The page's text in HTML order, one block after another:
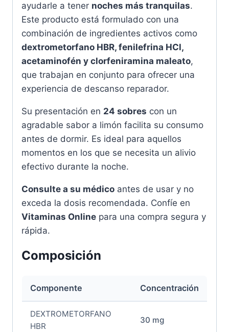
ayudarle a tener noches más tranquilas.
Este producto está formulado con una
combinación de ingredientes activos como
dextrometorfano HBR, fenilefrina HCl,
acetaminofén y clorfeniramina maleato,
que trabajan en conjunto para ofrecer una
experiencia de descanso reparador.
Su presentación en 24 sobres con un
agradable sabor a limón facilita su consumo
antes de dormir. Es ideal para aquellos
momentos en los que se necesita un alivio
efectivo durante la noche.
Consulte a su médico antes de usar y no
exceda la dosis recomendada. Confíe en
Vitaminas Online para una compra segura y
rápida.
Composición
Componente Concentración
DEXTROMETORFANO
HBR
30 mg